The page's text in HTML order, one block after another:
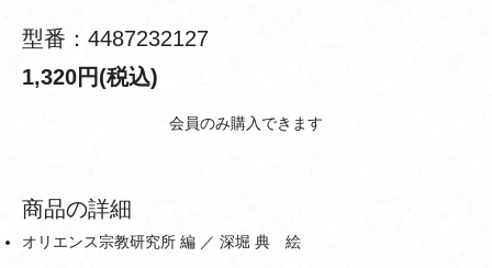
型番：4487232127
1,320円(税込)
会員のみ購入できます
商品の詳細
オリエンス宗教研究所 編 ／ 深堀 典 絵